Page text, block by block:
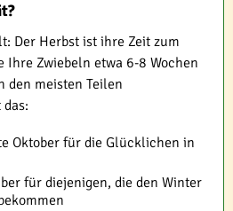
Der Herbst ist ihre Zeit zum
Ihre Zwiebeln etwa 6-8 Wochen
den meisten Teilen
Oktober für die Glücklichen in
für diejenigen, die den Winter